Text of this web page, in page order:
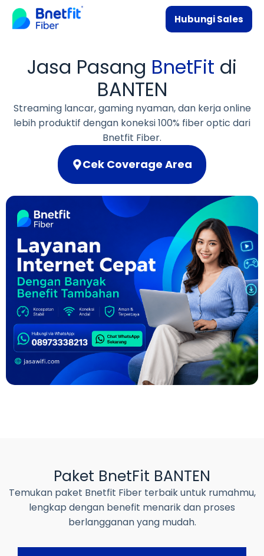
Hubungi Sales
Jasa Pasang BnetFit di
BANTEN
Streaming lancar, gaming nyaman, dan kerja online
lebih produktif dengan koneksi 100% fiber optic dari
Bnetfit Fiber.
Cek Coverage Area
Paket BnetFit BANTEN
Temukan paket Bnetfit Fiber terbaik untuk rumahmu,
lengkap dengan benefit menarik dan proses
berlangganan yang mudah.